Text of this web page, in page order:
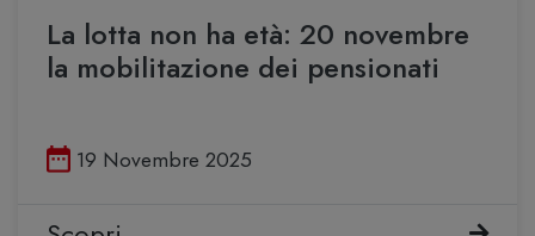
La lotta non ha età: 20 novembre
la mobilitazione dei pensionati
Pubblicato il
19 Novembre 2025